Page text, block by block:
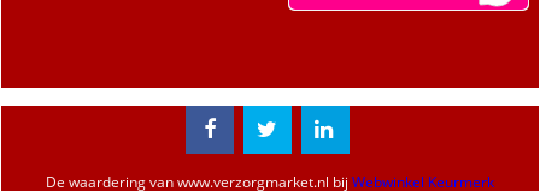
De waardering vanwww.verzorgmarket.nl bij Webwinkel Keurmerk